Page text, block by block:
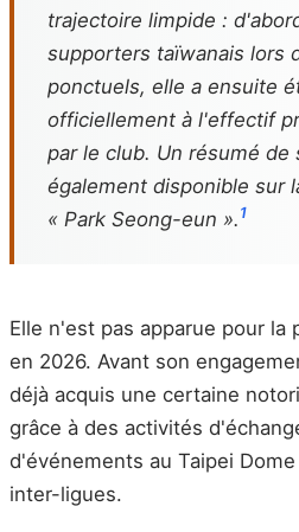
trajectoire limpide :
supporters taïwanais lors
ponctuels, elle a ensuite
officiellement à l'effectif
par le club. Un résumé de
également disponible sur
« Park Seong-eun ». 1
Elle n'est pas apparue pour la
en 2026. Avant son
déjà acquis une certaine
grâce à des activités
d'événements au Taipei
inter-ligues.